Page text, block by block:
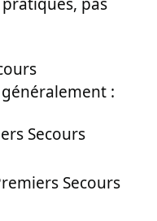
:
Secours
Secours